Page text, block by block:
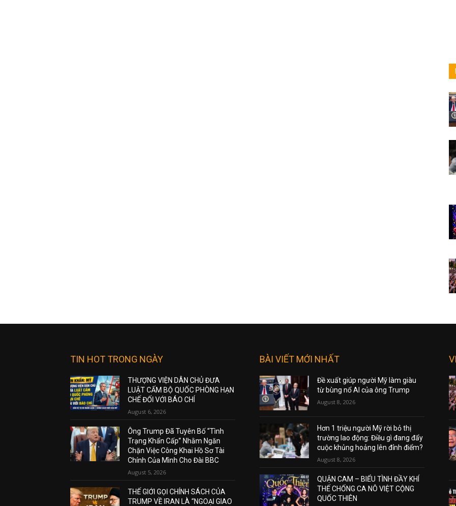
TIN HOT TRONG NGÀY
THƯỢNG VIỆN DÂN CHỦ ĐƯA
LUẬT CẤM BỘ QUỐC PHÒNG HẠN
CHẾ ĐỐI VỚI BÁO CHÍ
August 6, 2026
Ông Trump Đã Tuyên Bố “Tình
Trạng Khẩn Cấp” Nhằm Ngăn
Chặn Việc Công Khai Hồ Sơ Tài
Chính Của Mình Cho Đài BBC
August 5, 2026
THẾ GIỚI GỌI CHÍNH SÁCH CỦA
TRUMP VỀ IRAN LÀ “NGOẠI GIAO
BÀI VIẾT MỚI NHẤT
Đề xuất giúp người Mỹ làm giàu
từ bùng nổ AI của ông Trump
August 8, 2026
Hơn 1 triệu người Mỹ rời bỏ thị
trường lao động: Điều gì đang đẩy
cuộc khủng hoảng lên đỉnh điểm?
August 8, 2026
QUẬN CAM – BIỂU TÌNH ĐẦY KHÍ
THẾ CHỐNG CA NÔ VIỆT CỘNG
QUỐC THIÊN